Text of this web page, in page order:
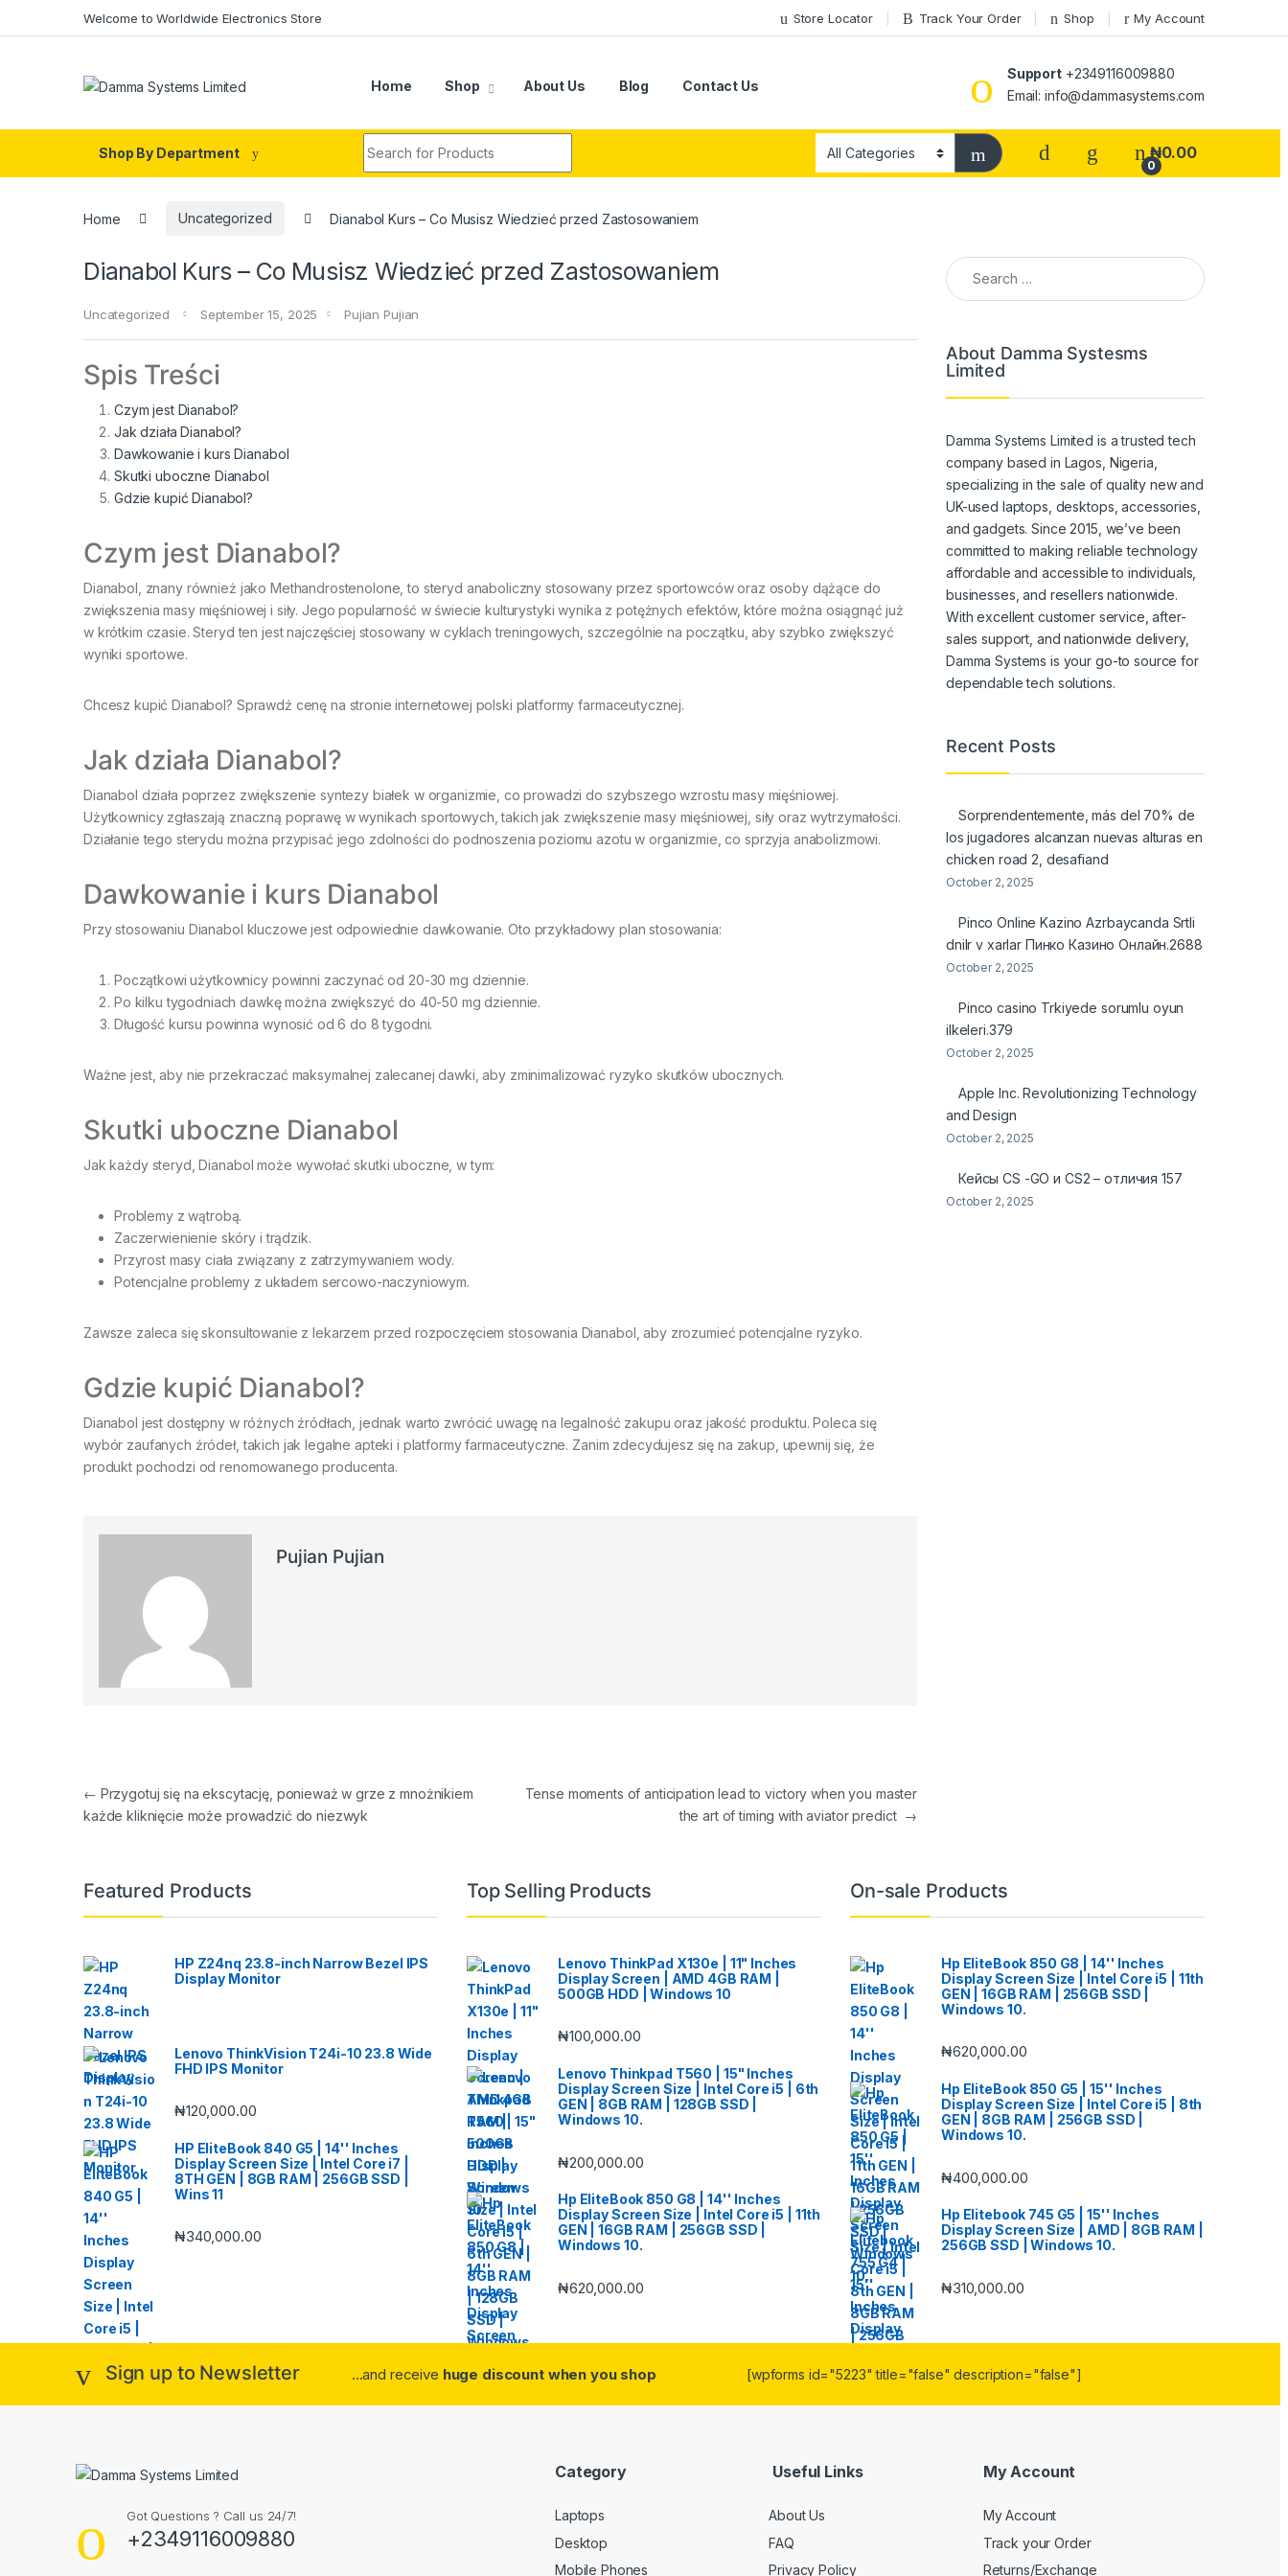
Welcome to Worldwide Electronics Store Store Locator Track Your Order Shop My Account
Home Shop About Us Blog Contact Us
Support+2349116009880
Email: info@dammasystems.com
Shop By Department
0
₦0.00
Home Uncategorized Dianabol Kurs – Co Musisz Wiedzieć przed Zastosowaniem
Dianabol Kurs – Co Musisz Wiedzieć przed Zastosowaniem
Uncategorized September 15, 2025 Pujian Pujian
Spis Treści
Czym jest Dianabol?
Jak działa Dianabol?
Dawkowanie i kurs Dianabol
Skutki uboczne Dianabol
Gdzie kupić Dianabol?
Czym jest Dianabol?
Dianabol, znany również jako Methandrostenolone, to steryd anaboliczny stosowany przez sportowców oraz osoby dążące do
zwiększenia masy mięśniowej i siły. Jego popularność w świecie kulturystyki wynika z potężnych efektów, które można osiągnąć już
w krótkim czasie. Steryd ten jest najczęściej stosowany w cyklach treningowych, szczególnie na początku, aby szybko zwiększyć
wyniki sportowe.
Chcesz kupić Dianabol? Sprawdź cenę na stronie internetowej polski platformy farmaceutycznej.
Jak działa Dianabol?
Dianabol działa poprzez zwiększenie syntezy białek w organizmie, co prowadzi do szybszego wzrostu masy mięśniowej.
Użytkownicy zgłaszają znaczną poprawę w wynikach sportowych, takich jak zwiększenie masy mięśniowej, siły oraz wytrzymałości.
Działanie tego sterydu można przypisać jego zdolności do podnoszenia poziomu azotu w organizmie, co sprzyja anabolizmowi.
Dawkowanie i kurs Dianabol
Przy stosowaniu Dianabol kluczowe jest odpowiednie dawkowanie. Oto przykładowy plan stosowania:
Początkowi użytkownicy powinni zaczynać od 20-30 mg dziennie.
Po kilku tygodniach dawkę można zwiększyć do 40-50 mg dziennie.
Długość kursu powinna wynosić od 6 do 8 tygodni.
Ważne jest, aby nie przekraczać maksymalnej zalecanej dawki, aby zminimalizować ryzyko skutków ubocznych.
Skutki uboczne Dianabol
Jak każdy steryd, Dianabol może wywołać skutki uboczne, w tym:
Problemy z wątrobą.
Zaczerwienienie skóry i trądzik.
Przyrost masy ciała związany z zatrzymywaniem wody.
Potencjalne problemy z układem sercowo-naczyniowym.
Zawsze zaleca się skonsultowanie z lekarzem przed rozpoczęciem stosowania Dianabol, aby zrozumieć potencjalne ryzyko.
Gdzie kupić Dianabol?
Dianabol jest dostępny w różnych źródłach, jednak warto zwrócić uwagę na legalność zakupu oraz jakość produktu. Poleca się
wybór zaufanych źródeł, takich jak legalne apteki i platformy farmaceutyczne. Zanim zdecydujesz się na zakup, upewnij się, że
produkt pochodzi od renomowanego producenta.
Pujian Pujian
Post navigation
← Przygotuj się na ekscytację, ponieważ w grze z mnożnikiem
każde kliknięcie może prowadzić do niezwyk
Tense moments of anticipation lead to victory when you master
the art of timing with aviator predict →
Search for:
About Damma Systesms
Limited
Damma Systems Limited is a trusted tech
company based in Lagos, Nigeria,
specializing in the sale of quality new and
UK-used laptops, desktops, accessories,
and gadgets. Since 2015, we’ve been
committed to making reliable technology
affordable and accessible to individuals,
businesses, and resellers nationwide.
With excellent customer service, after-
sales support, and nationwide delivery,
Damma Systems is your go-to source for
dependable tech solutions.
Recent Posts
Sorprendentemente, más del 70% de
los jugadores alcanzan nuevas alturas en
chicken road 2, desafiand
October 2, 2025
Pinco Online Kazino Azrbaycanda Srtli
dnilr v xarlar Пинко Казино Онлайн.2688
October 2, 2025
Pinco casino Trkiyede sorumlu oyun
ilkeleri.379
October 2, 2025
Apple Inc. Revolutionizing Technology
and Design
October 2, 2025
Кейсы CS -GO и CS2 – отличия 157
October 2, 2025
Featured Products
HP Z24nq 23.8-inch Narrow Bezel IPS
Display Monitor
Lenovo ThinkVision T24i-10 23.8 Wide
FHD IPS Monitor
₦120,000.00
HP EliteBook 840 G5 | 14'' Inches
Display Screen Size | Intel Core i7 |
8TH GEN | 8GB RAM | 256GB SSD |
Wins 11
₦340,000.00
Top Selling Products
Lenovo ThinkPad X130e | 11" Inches
Display Screen | AMD 4GB RAM |
500GB HDD | Windows 10
₦100,000.00
Lenovo Thinkpad T560 | 15" Inches
Display Screen Size | Intel Core i5 | 6th
GEN | 8GB RAM | 128GB SSD |
Windows 10.
₦200,000.00
Hp EliteBook 850 G8 | 14'' Inches
Display Screen Size | Intel Core i5 | 11th
GEN | 16GB RAM | 256GB SSD |
Windows 10.
₦620,000.00
On-sale Products
Hp EliteBook 850 G8 | 14'' Inches
Display Screen Size | Intel Core i5 | 11th
GEN | 16GB RAM | 256GB SSD |
Windows 10.
₦620,000.00
Hp EliteBook 850 G5 | 15'' Inches
Display Screen Size | Intel Core i5 | 8th
GEN | 8GB RAM | 256GB SSD |
Windows 10.
₦400,000.00
Hp Elitebook 745 G5 | 15'' Inches
Display Screen Size | AMD | 8GB RAM |
256GB SSD | Windows 10.
₦310,000.00
Sign up to Newsletter ...and receive huge discount when you shop [wpforms id="5223" title="false" description="false"]
Got Questions ? Call us 24/7!
+2349116009880
Category
Laptops
Desktop
Mobile Phones
Useful Links
About Us
FAQ
Privacy Policy
My Account
My Account
Track your Order
Returns/Exchange